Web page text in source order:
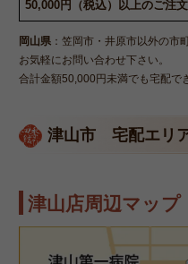
50,000円（税込）以上のご注
岡山県：笠岡市・井原市以外の市
お気軽にお問い合わせ下さい。
合計金額50,000円未満でも宅配で
津山市 宅配エリ
津山店周辺マップ